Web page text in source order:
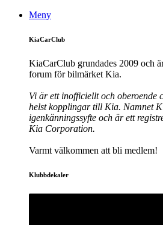
Meny
KiaCarClub
KiaCarClub grundades 2009 och
forum för bilmärket Kia.
Vi är ett inofficiellt och oberoende
helst kopplingar till Kia. Namnet
igenkänningssyfte och är ett
Kia Corporation.
Varmt välkommen att bli medlem!
Klubbdekaler